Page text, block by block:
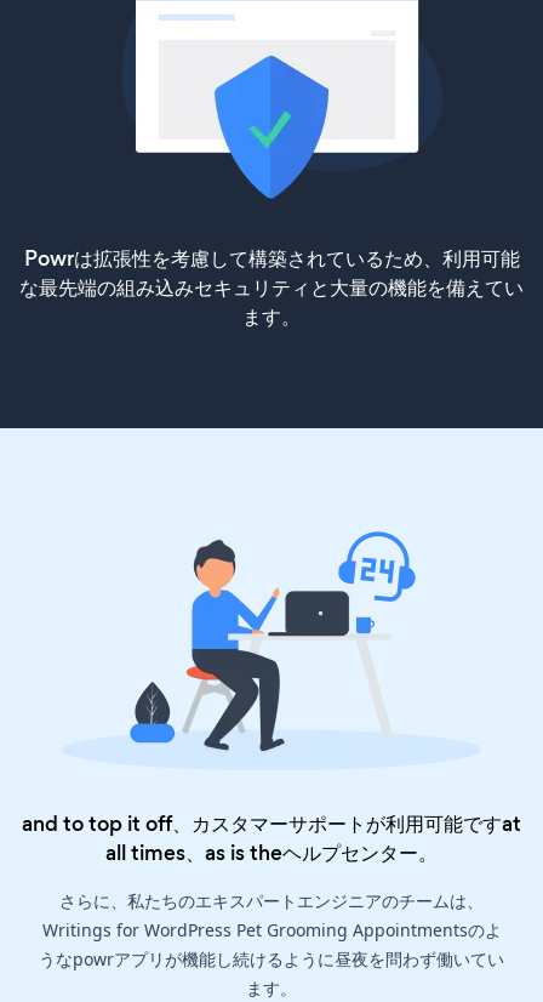
Powrは拡張性を考慮して構築されているため、利用可能
な最先端の組み込みセキュリティと大量の機能を備えてい
ます。
and to top it off、カスタマーサポートが利用可能ですat
all times、as is theヘルプセンター。
さらに、私たちのエキスパートエンジニアのチームは、
Writings for WordPress Pet Grooming Appointmentsのよ
うなpowrアプリが機能し続けるように昼夜を問わず働いてい
ます。